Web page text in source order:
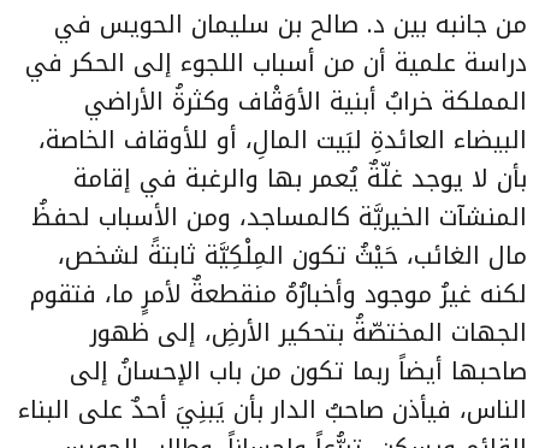
من جانبه بين د. صالح بن سليمان الحويس في
دراسة علمية أن من أسباب اللجوء إلى الحكر في
المملكة خرابُ أبنية الأوَقْاف وكثرةُ الأراضي
البيضاء العائدةِ لبَيت المالِ، أو للأوقاف الخاصة،
بأن لا يوجد غلّةٌ يُعمر بها والرغبة في إقامة
المنشآت الخيريَّة كالمساجد، ومن الأسباب لحفظُ
مال الغائب، حَيْثُ تكون المِلْكِيَّة ثابتةً لشخص،
لكنه غيرُ موجود وأخبارُهُ منقطعةٌ لأمرٍ ما، فتقوم
الجهات المختصّةُ بتحكير الأرضِ، إلى ظهور
صاحبها أيضاً ربما تكون من باب الإحسانُ إلى
الناس، فيأذن صاحبُ الدار بأن يَبنِيَ أحدٌ على البناء